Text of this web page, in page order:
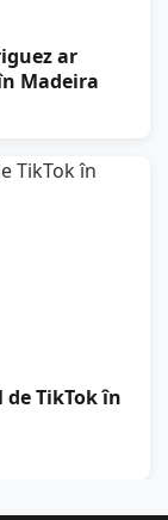
ar
Madeira
TikTok în